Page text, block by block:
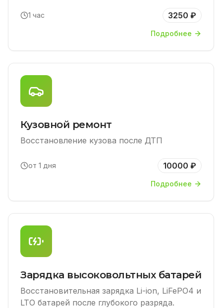
1 час 3250 ₽
Подробнее
Кузовной ремонт
Восстановление кузова после ДТП
от 1 дня 10000 ₽
Подробнее
Зарядка высоковольтных батарей
Восстановительная зарядка Li-ion, LiFePO4 и
LTO батарей после глубокого разряда.